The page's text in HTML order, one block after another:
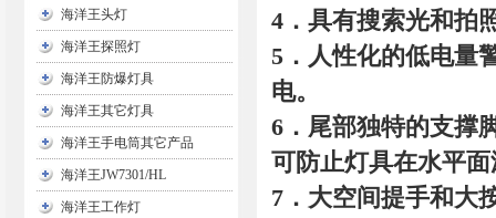
海洋王头灯
海洋王探照灯
海洋王防爆灯具
海洋王其它灯具
海洋王手电筒其它产品
海洋王JW7301/HL
海洋王工作灯
4．具有搜索光和拍
5．人性化的低电量
电。
6．尾部独特的支撑
可防止灯具在水平
7．大空间提手和大